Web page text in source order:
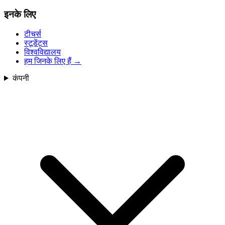
इनके लिए
टीचर्स
स्टूडेंट्स
विश्वविद्यालय
हम जिनके लिए हैं →
कंपनी